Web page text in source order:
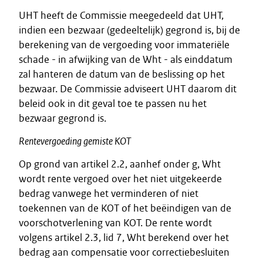
UHT heeft de Commissie meegedeeld dat UHT,
indien een bezwaar (gedeeltelijk) gegrond is, bij de
berekening van de vergoeding voor immateriële
schade - in afwijking van de Wht - als einddatum
zal hanteren de datum van de beslissing op het
bezwaar. De Commissie adviseert UHT daarom dit
beleid ook in dit geval toe te passen nu het
bezwaar gegrond is.
Rentevergoeding gemiste KOT
Op grond van artikel 2.2, aanhef onder g, Wht
wordt rente vergoed over het niet uitgekeerde
bedrag vanwege het verminderen of niet
toekennen van de KOT of het beëindigen van de
voorschotverlening van KOT. De rente wordt
volgens artikel 2.3, lid 7, Wht berekend over het
bedrag aan compensatie voor correctiebesluiten